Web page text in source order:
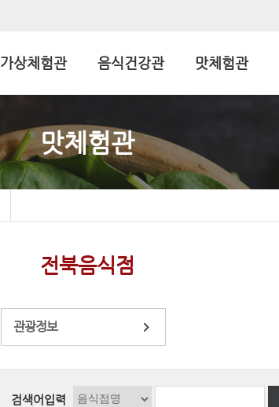
가상체험관 음식건강관 맛체험관
맛체험관
전북음식점
관광정보
검색어입력